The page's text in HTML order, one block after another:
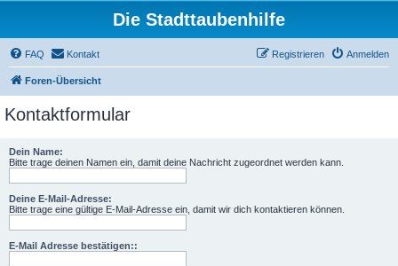
Die Stadttaubenhilfe
FAQ Kontakt Anmelden
Registrieren
Foren-Übersicht
Kontaktformular
Dein Name:
Bitte trage deinen Namen ein, damit deine Nachricht zugeordnet werden kann.
Deine E-Mail-Adresse:
Bitte trage eine gültige E-Mail-Adresse ein, damit wir dich kontaktieren können.
E-Mail Adresse bestätigen::